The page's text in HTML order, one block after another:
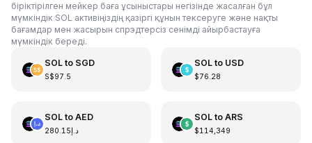
біріктірілген мейкер баға ұсыныстары негізінде жасалған бұл
мүмкіндік SOL активіңіздің қазіргі құнын тексеруге және нақты
бағамдар мен жасырын спрэдтерсіз сенімді айырбастауға
мүмкіндік береді.
SOLto SGD
S$97.5
SOLto USD
$76.28
SOLto AED
د.إ280.15
SOLto ARS
$114,349